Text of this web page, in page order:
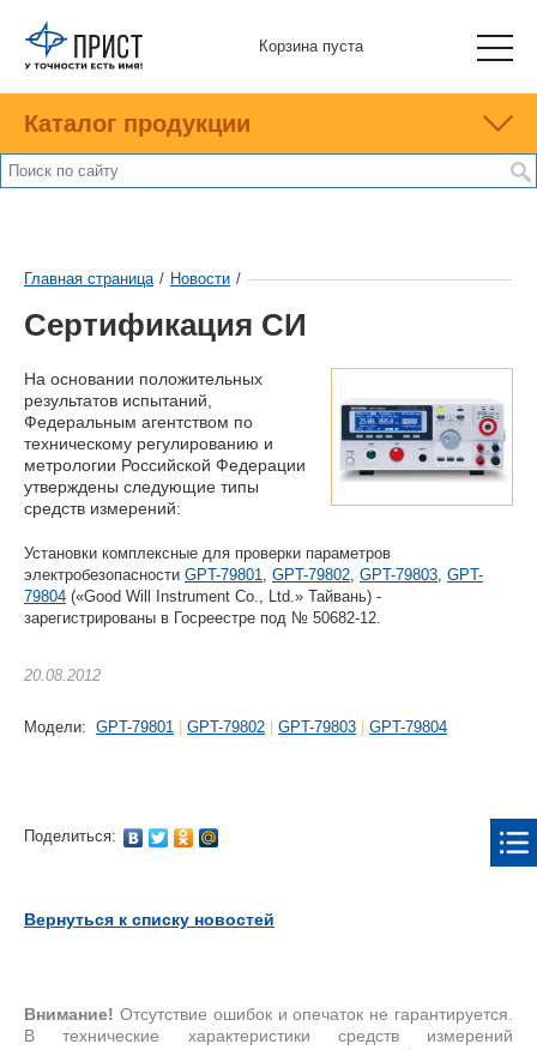
Корзина пуста
Каталог продукции
Главная страница / Новости /
Сертификация СИ
На основании положительных
результатов испытаний,
Федеральным агентством по
техническому регулированию и
метрологии Российской Федерации
утверждены следующие типы
средств измерений:
Установки комплексные для проверки параметров
электробезопасности GPT-79801, GPT-79802, GPT-79803, GPT-
79804 («Good Will Instrument Co., Ltd.» Тайвань) -
зарегистрированы в Госреестре под № 50682-12.
20.08.2012
Модели: GPT-79801 GPT-79802 GPT-79803 GPT-79804
Поделиться:
Вернуться к списку новостей
Внимание! Отсутствие ошибок и опечаток не гарантируется.
В технические характеристики средств измерений